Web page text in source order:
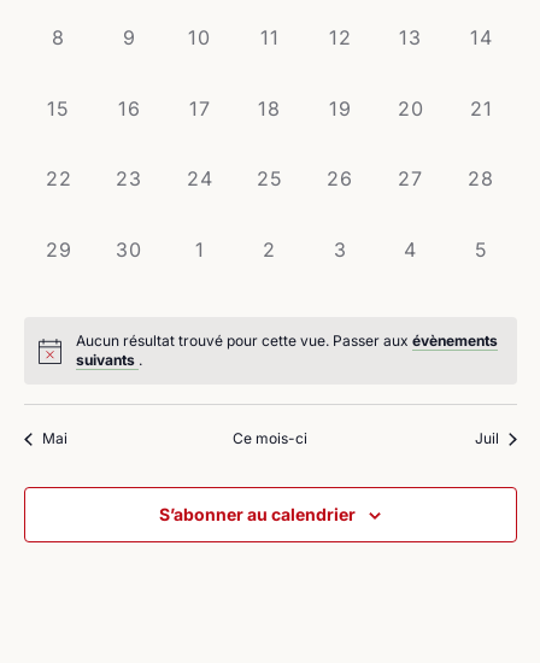
vues
Évènements
0
8
0
9
0
10
0
11
0
12
0
13
0
14
0
15
0
16
0
17
0
18
0
19
0
20
0
21
0
22
0
23
0
24
0
25
0
26
0
27
0
28
0
29
0
30
0
1
0
2
0
3
0
4
0
5
Aucun résultat trouvé pour cette vue. Passer aux évènements
suivants .
Mai Ce mois-ci Juil
S’abonner au calendrier